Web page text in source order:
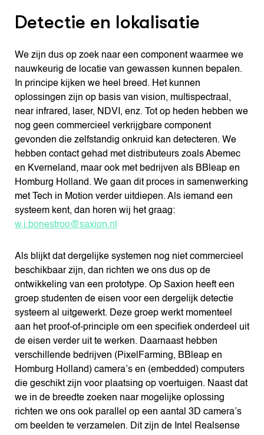
Detectie en lokalisatie
We zijn dus op zoek naar een component waarmee we
nauwkeurig de locatie van gewassen kunnen bepalen.
In principe kijken we heel breed. Het kunnen
oplossingen zijn op basis van vision, multispectraal,
near infrared, laser, NDVI, enz. Tot op heden hebben we
nog geen commercieel verkrijgbare component
gevonden die zelfstandig onkruid kan detecteren. We
hebben contact gehad met distributeurs zoals Abemec
en Kverneland, maar ook met bedrijven als BBleap en
Homburg Holland. We gaan dit proces in samenwerking
met Tech in Motion verder uitdiepen. Als iemand een
systeem kent, dan horen wij het graag:
w.j.bonestroo@saxion.nl
Als blijkt dat dergelijke systemen nog niet commercieel
beschikbaar zijn, dan richten we ons dus op de
ontwikkeling van een prototype. Op Saxion heeft een
groep studenten de eisen voor een dergelijk detectie
systeem al uitgewerkt. Deze groep werkt momenteel
aan het proof-of-principle om een specifiek onderdeel uit
de eisen verder uit te werken. Daarnaast hebben
verschillende bedrijven (PixelFarming, BBleap en
Homburg Holland) camera’s en (embedded) computers
die geschikt zijn voor plaatsing op voertuigen. Naast dat
we in de breedte zoeken naar mogelijke oplossing
richten we ons ook parallel op een aantal 3D camera’s
om beelden te verzamelen. Dit zijn de Intel Realsense